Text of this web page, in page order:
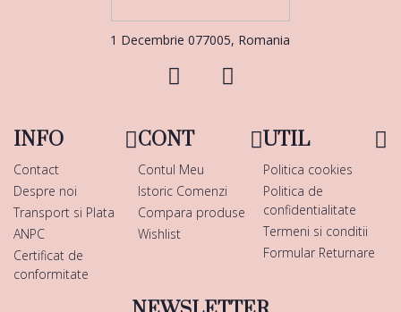
1 Decembrie 077005, Romania
INFO
Contact
Despre noi
Transport si Plata
ANPC
Certificat de
conformitate
CONT
Contul Meu
Istoric Comenzi
Compara produse
Wishlist
UTIL
Politica cookies
Politica de
confidentialitate
Termeni si conditii
Formular Returnare